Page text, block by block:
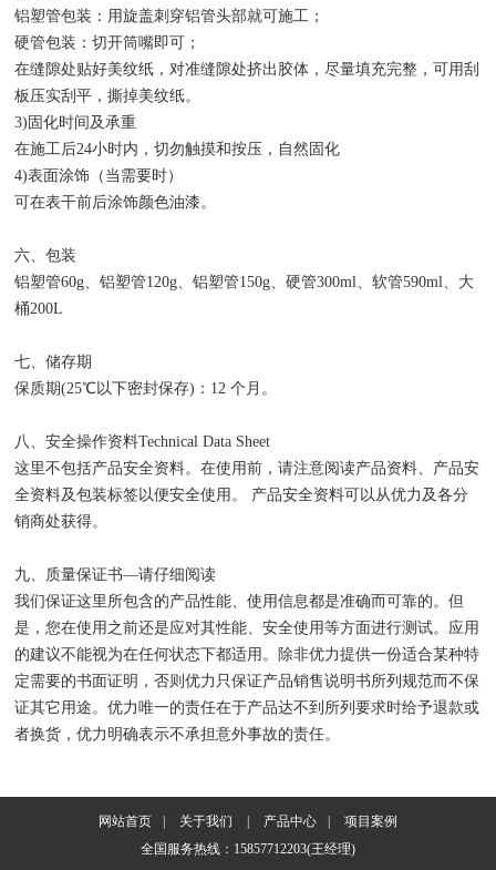
铝塑管包装：用旋盖刺穿铝管头部就可施工；
硬管包装：切开筒嘴即可；
在缝隙处贴好美纹纸，对准缝隙处挤出胶体，尽量填充完整，可用刮
板压实刮平，撕掉美纹纸。
3)固化时间及承重
在施工后24小时内，切勿触摸和按压，自然固化
4)表面涂饰（当需要时）
可在表干前后涂饰颜色油漆。
六、包装
铝塑管60g、铝塑管120g、铝塑管150g、硬管300ml、软管590ml、大
桶200L
七、储存期
保质期(25℃以下密封保存)：12 个月。
八、安全操作资料Technical Data Sheet
这里不包括产品安全资料。在使用前，请注意阅读产品资料、产品安
全资料及包装标签以便安全使用。 产品安全资料可以从优力及各分
销商处获得。
九、质量保证书—请仔细阅读
我们保证这里所包含的产品性能、使用信息都是准确而可靠的。但
是，您在使用之前还是应对其性能、安全使用等方面进行测试。应用
的建议不能视为在任何状态下都适用。除非优力提供一份适合某种特
定需要的书面证明，否则优力只保证产品销售说明书所列规范而不保
证其它用途。优力唯一的责任在于产品达不到所列要求时给予退款或
者换货，优力明确表示不承担意外事故的责任。
网站首页 关于我们 产品中心
项目案例
全国服务热线：15857712203(王经理)